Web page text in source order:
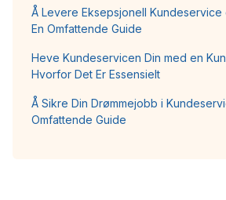
Å Levere Eksepsjonell
En Omfattende Guide
Heve Kundeservicen Din med en
Hvorfor Det Er Essensielt
Å Sikre Din Drømmejobb i
Omfattende Guide